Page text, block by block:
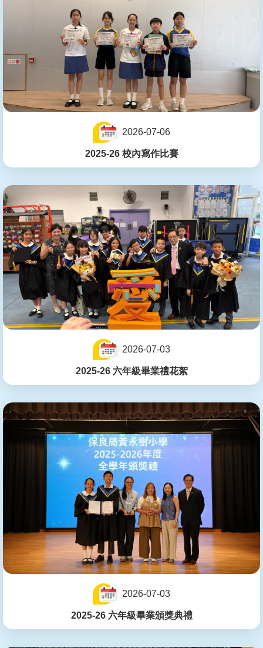
2026-07-06
2025-26 校內寫作比賽
2026-07-03
2025-26 六年級畢業禮花絮
2026-07-03
2025-26 六年級畢業頒獎典禮